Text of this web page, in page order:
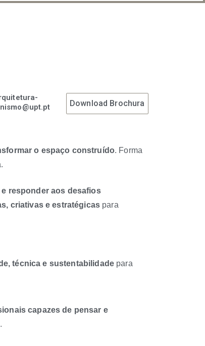
Download Brochura
o espaço construído. Forma
responder aos desafios
criativas e estratégicas para
técnica e sustentabilidade para
capazes de pensar e